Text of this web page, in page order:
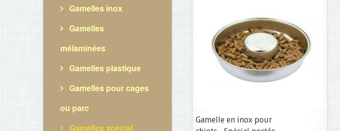
Gamelles inox
Gamelles
mélaminées
Gamelles plastique
Gamelles pour cages
ou parc
Gamelles spécial
Gamelle en inox pour